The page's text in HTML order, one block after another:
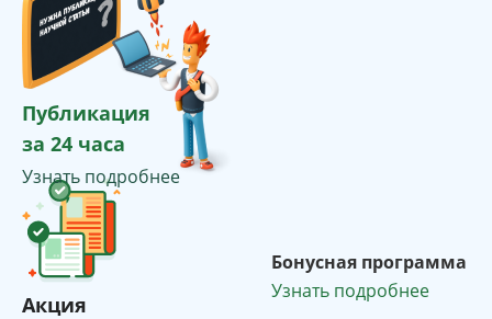
Публикация
за 24 часа
Узнать подробнее
Акция
Бонусная программа
Узнать подробнее